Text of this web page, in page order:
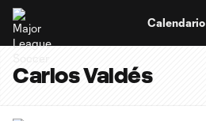
Calendario
Carlos Valdés